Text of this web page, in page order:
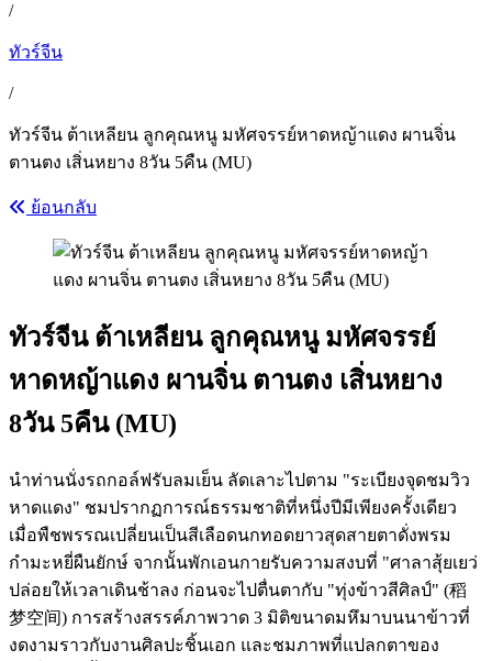
/
ทัวร์จีน
/
ทัวร์จีน ต้าเหลียน ลูกคุณหนู มหัศจรรย์หาดหญ้าแดง ผานจิ่น
ตานตง เสิ่นหยาง 8วัน 5คืน (MU)
ย้อนกลับ
ทัวร์จีน ต้าเหลียน ลูกคุณหนู มหัศจรรย์
หาดหญ้าแดง ผานจิ่น ตานตง เสิ่นหยาง
8วัน 5คืน (MU)
นำท่านนั่งรถกอล์ฟรับลมเย็น ลัดเลาะไปตาม "ระเบียงจุดชมวิว
หาดแดง" ชมปรากฏการณ์ธรรมชาติที่หนึ่งปีมีเพียงครั้งเดียว
เมื่อพืชพรรณเปลี่ยนเป็นสีเลือดนกทอดยาวสุดสายตาดั่งพรม
กำมะหยี่ผืนยักษ์ จากนั้นพักเอนกายรับความสงบที่ "ศาลาสุ้ยเยว่
ปล่อยให้เวลาเดินช้าลง ก่อนจะไปตื่นตากับ "ทุ่งข้าวสีศิลป์" (稻
梦空间) การสร้างสรรค์ภาพวาด 3 มิติขนาดมหึมาบนนาข้าวที่
งดงามราวกับงานศิลปะชิ้นเอก และชมภาพที่แปลกตาของ